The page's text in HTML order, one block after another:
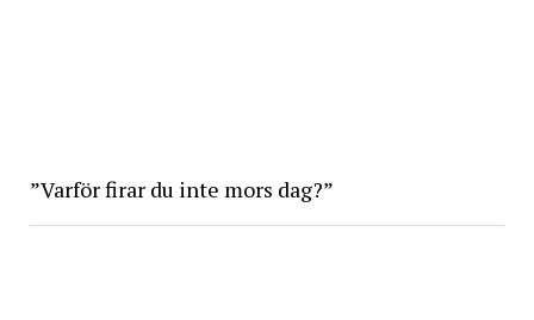
”Varför firar du inte mors dag?”